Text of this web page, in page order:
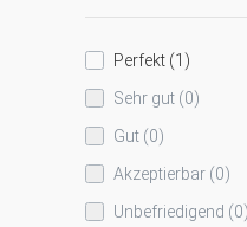
Perfekt (1)
Sehr gut (0)
Gut (0)
Akzeptierbar (0)
Unbefriedigend (0)